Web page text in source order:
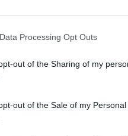
Processing Opt Outs
out of the Sharing of my
out of the Sale of my Personal
- Angleterre (f)